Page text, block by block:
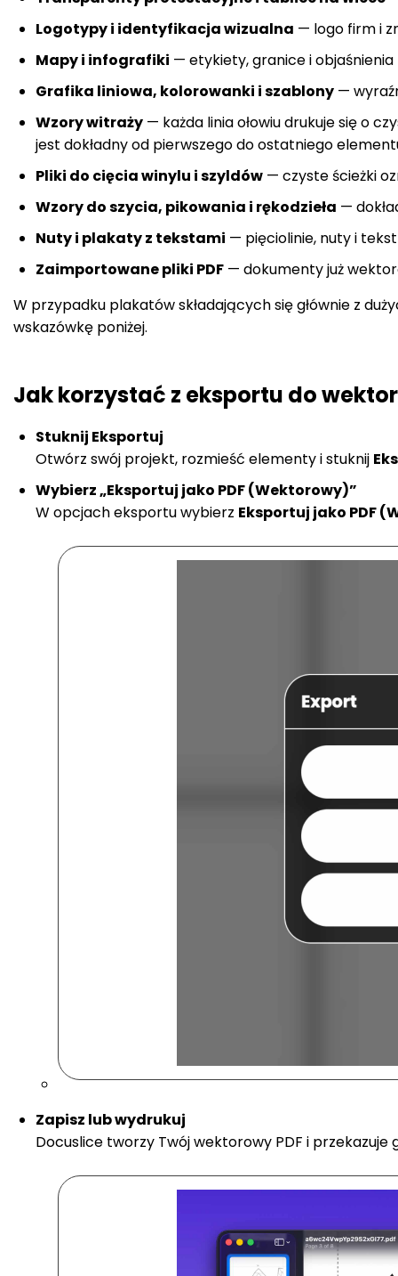
Logotypy i identyfikacja wizualna — logo firm i
Mapy i infografiki — etykiety, granice i
Grafika liniowa, kolorowanki i szablony —
Wzory witraży — każda linia ołowiu drukuje się o
jest dokładny od pierwszego do ostatniego
Pliki do cięcia winylu i szyldów — czyste ścieżki
Wzory do szycia, pikowania i rękodzieła —
Nuty i plakaty z tekstami — pięciolinie, nuty i
Zaimportowane pliki PDF — dokumenty już
W przypadku plakatów składających się głównie z
wskazówkę poniżej.
Jak korzystać z eksportu do
Stuknij Eksportuj
Otwórz swój projekt, rozmieść elementy i stuknij
Wybierz „Eksportuj jako PDF (Wektorowy)”
W opcjach eksportu wybierz Eksportuj jako PDF
Zapisz lub wydrukuj
Docuslice tworzy Twój wektorowy PDF i